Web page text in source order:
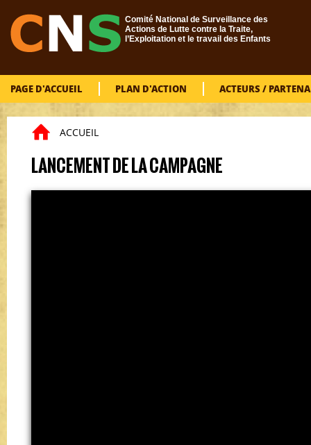
Comité National de Surveillance des
Actions de Lutte contre la Traite,
l’Exploitation et le travail des Enfants
PAGE D'ACCUEIL PLAN D'ACTION ACTEURS /
Vous êtes ici
ACCUEIL
LANCEMENT DE LA CAMPAGNE